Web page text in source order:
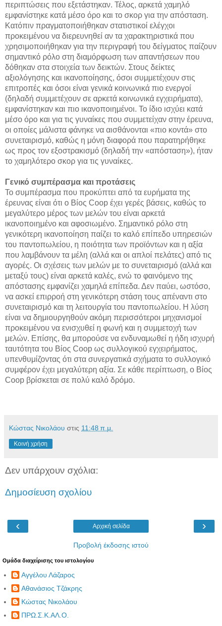
περιπτώσεις που εξετάστηκαν. Τέλος, αρκετά χαμηλό
εμφανίστηκε κατά μέσο όρο και το σκορ για την απόσταση.
Κατόπιν πραγματοποιήθηκαν στατιστικοί ελέγχοι
προκειμένου να διερευνηθεί αν τα χαρακτηριστικά που
χρησιμοποιήθηκαν για την περιγραφή του δείγματος παίζουν
σημαντικό ρόλο στη διαμόρφωση των απαντήσεων που
δόθηκαν στα στοιχεία των δεικτών. Στους δείκτες
αξιολόγησης και ικανοποίησης, όσοι συμμετέχουν στις
επιτροπές και όσοι είναι γενικά κοινωνικά πιο ενεργοί
(δηλαδή συμμετέχουν σε αρκετά κοινωνικά εγχειρήματα),
εμφανίστηκαν και πιο ικανοποιημένοι. Το ίδιο ισχύει κατά
μέσο όρο και για τις γυναίκες που συμμετείχαν στην έρευνα,
οι οποίες μάλιστα φάνηκε να αισθάνονται «πιο κοντά» στο
συνεταιρισμό, καθώς η μόνη διαφορά που παρατηρήθηκε
ως προς τον εξοστρακισμό (δηλαδή την «απόσταση»), ήταν
το χαμηλότερο σκορ για τις γυναίκες.
Γενικό συμπέρασμα και προτάσεις
Το συμπέρασμα που προκύπτει από τα ευρήματα της
έρευνας είναι ότι ο Βίος Coop έχει γερές βάσεις, καθώς το
μεγαλύτερο μέρος των μελών του είναι αρκετά
ικανοποιημένο και αφοσιωμένο. Σημαντικό ρόλο στη
γενικότερη ικανοποίηση παίζει το καλό επίπεδο υπηρεσιών
του παντοπωλείου, η ποιότητα των προϊόντων και η αξία
που λαμβάνουν τα μέλη (αλλά και οι απλοί πελάτες) από τις
αγορές. Οι σχέσεις των μελών με το συνεταιρισμό (αλλά και
μεταξύ τους) είναι αρκετά καλές, ενώ το φαινόμενο της
απόστασης εμφανίζει χαμηλά επίπεδα. Δεν παύει, ωστόσο,
να ασκεί επιρροή στη γενικότερη στάση τους απέναντι στο
συνεταιρισμό και τη λειτουργία του παντοπωλείου. Η λύση
είναι να δημιουργηθούν ακόμη περισσότεροι μηχανισμοί
προκειμένου να ενισχυθεί η φωνή και η συμμετοχή των
μελών. Επίσης, θα μπορούσε να ενδυναμωθεί η ήδη ισχυρή
ταυτότητα του Βίος Coop ως συλλογικού εγχειρήματος,
υπενθυμίζοντας ότι στα συνεργατικά σχήματα το συλλογικό
συμφέρον έχει μεγαλύτερη αξία. Σε κάθε περίπτωση, ο Βίος
Coop βρίσκεται σε πολύ καλό δρόμο.
Κώστας Νικολάου στις 11:48 π.μ.
Κοινή χρήση
Δεν υπάρχουν σχόλια:
Δημοσίευση σχολίου
‹ ›
Αρχική σελίδα
Προβολή έκδοσης ιστού
Ομάδα διαχείρισης του ιστολογίου
Αγγέλου Λάζαρος
Αθανάσιος Τζάκρης
Κώστας Νικολάου
ΠΡΩ.Σ.Κ.ΑΛ.Ο.